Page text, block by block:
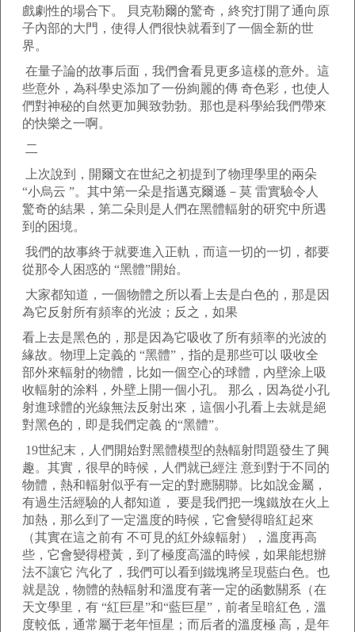
戲劇性的場合下。 貝克勒爾的驚奇，終究打開了通向原
子內部的大門，使得人們很快就看到了一個全新的世
界。
在量子論的故事后面，我們會看見更多這樣的意外。這
些意外，為科學史添加了一份絢麗的傳 奇色彩，也使人
們對神秘的自然更加興致勃勃。那也是科學給我們帶來
的快樂之一啊。
二
上次說到，開爾文在世紀之初提到了物理學里的兩朵
“小烏云 ”。其中第一朵是指邁克爾遜－莫 雷實驗令人
驚奇的結果，第二朵則是人們在黑體輻射的研究中所遇
到的困境。
我們的故事終于就要進入正軌，而這一切的一切，都要
從那令人困惑的 “黑體”開始。
大家都知道，一個物體之所以看上去是白色的，那是因
為它反射所有頻率的光波；反之，如果
看上去是黑色的，那是因為它吸收了所有頻率的光波的
緣故。物理上定義的 “黑體”，指的是那些可以 吸收全
部外來輻射的物體，比如一個空心的球體，內壁涂上吸
收輻射的涂料，外壁上開一個小孔。 那么，因為從小孔
射進球體的光線無法反射出來，這個小孔看上去就是絕
對黑色的，即是我們定義 的“黑體”。
19世紀末，人們開始對黑體模型的熱輻射問題發生了興
趣。其實，很早的時候，人們就已經注 意到對于不同的
物體，熱和輻射似乎有一定的對應關聯。比如說金屬，
有過生活經驗的人都知道， 要是我們把一塊鐵放在火上
加熱，那么到了一定溫度的時候，它會變得暗紅起來
（其實在這之前有 不可見的紅外線輻射），溫度再高
些，它會變得橙黃，到了極度高溫的時候，如果能想辦
法不讓它 汽化了，我們可以看到鐵塊將呈現藍白色。也
就是說，物體的熱輻射和溫度有著一定的函數關系（在
天文學里，有 “紅巨星”和“藍巨星”，前者呈暗紅色，溫
度較低，通常屬于老年恒星；而后者的溫度極 高，是年